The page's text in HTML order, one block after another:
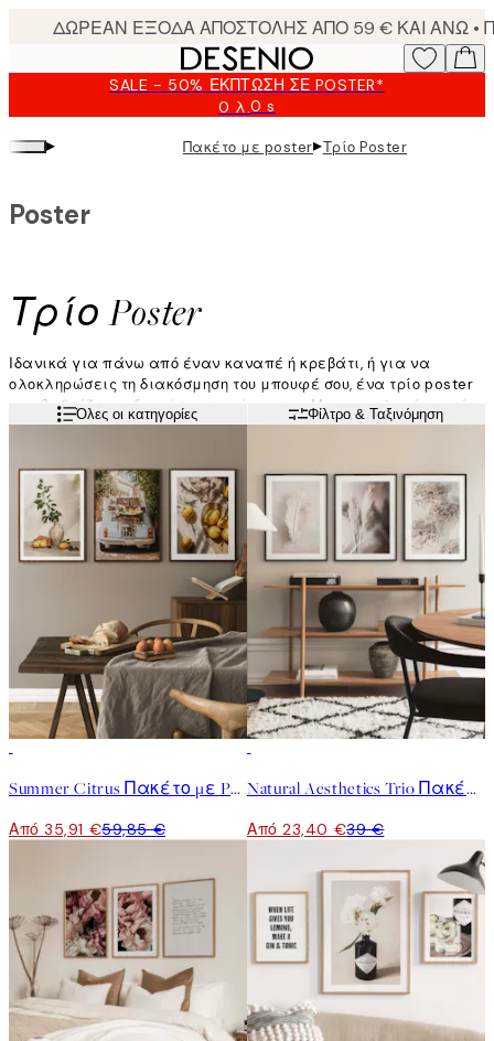
SALE - 50% ΈΚΠΤΩΣΗ ΣΕ POSTER*
0 λ.0 s
Ισχύει
μέχρι:
2026-
▸ Πακέτο με poster▸Τρίο Poster
Τρίο Poster
Poster
Ιδανικά για πάνω από έναν καναπέ ή κρεβάτι, ή για να
ολοκληρώσεις τη διακόσμηση του μπουφέ σου, ένα τρίο poster
αναβαθμίζει τη διακόσμηση τοίχου σου. Με επιμελημένα τρίο
poster που καλύπτουν φωτογραφία φύσης, τοπία &
υπάρχει κάτι που ταιριάζει σε κάθε σπίτι.
Διαβάστε περισσότερα
Όλες οι κατηγορίες Φίλτρο & Ταξινόμηση
Summer Citrus Πακέτο με Poster
Από 35,91 €59,85 €
Natural Aesthetics Trio Πακέτο με poster
Από 23,40 €39 €